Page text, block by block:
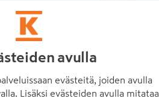
119€/kpl
119 €/ kpl
avulla
evästeitä, joiden avulla
Lisäksi evästeiden avulla